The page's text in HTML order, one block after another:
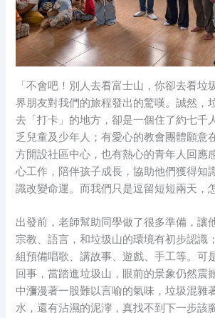
「不會吧！別人去看富士山，你卻去看垃
界朋友對我們的旅程發出的驚嘆。誠然，
去「打卡」的地方，卻是一個住了約七千
乏兒童及少年人；有愛心的教會團體願意
方開設社區中心，也有熱心的青年人回應
心工作，陪伴孩子成長，協助他們獲得知
識改變命運。而我們只是逗留短短兩天，
出發前，老師幫助同學做了很多準備，讓
宗教、語言，和垃圾山的環境有初步認識
組預備唱歌、講故事、遊戲、手工等。可
回事，當踏進垃圾山，眼前的景象仍然震
中瀰漫著一股難以言喻的氣味，垃圾混雜
水，還有沾濕的泥濘，真找不到下一步該